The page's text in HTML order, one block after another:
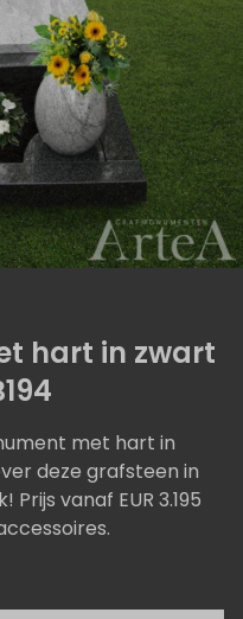
hart in zwart
met hart in
deze grafsteen in
vanaf EUR 3.195